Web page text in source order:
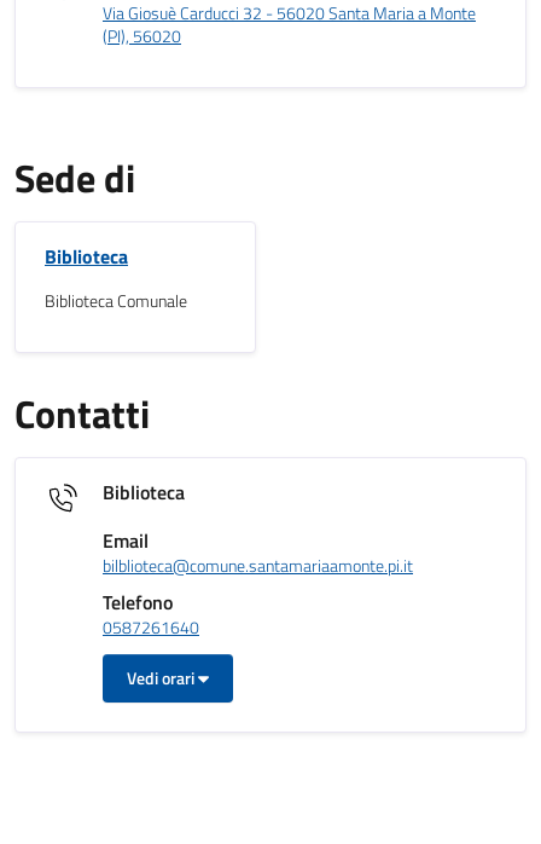
Via Giosuè Carducci 32 - 56020 Santa Maria a Monte
(PI), 56020
Sede di
Biblioteca
Biblioteca Comunale
Contatti
Biblioteca
Email
bilblioteca@comune.santamariaamonte.pi.it
Telefono
0587261640
Vedi orari